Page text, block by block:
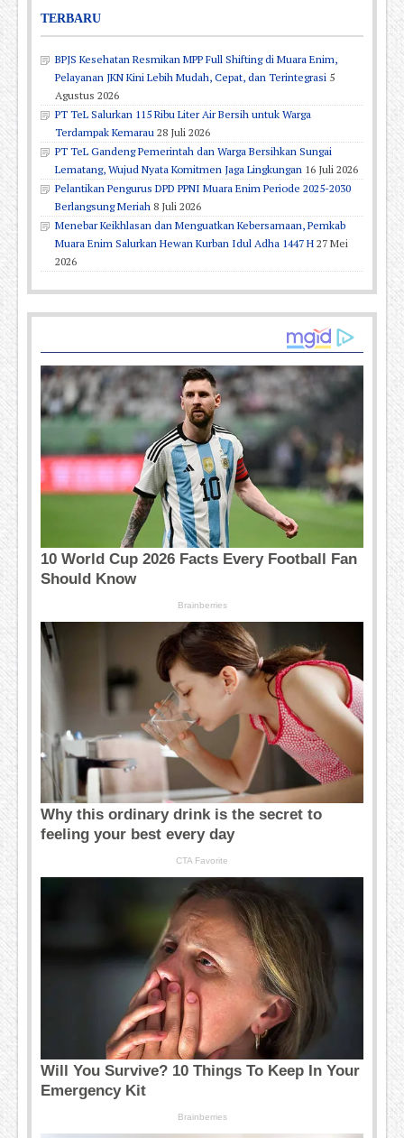
TERBARU
BPJS Kesehatan Resmikan MPP Full Shifting di Muara Enim,
Pelayanan JKN Kini Lebih Mudah, Cepat, dan Terintegrasi 5
Agustus 2026
PT TeL Salurkan 115 Ribu Liter Air Bersih untuk Warga
Terdampak Kemarau 28 Juli 2026
PT TeL Gandeng Pemerintah dan Warga Bersihkan Sungai
Lematang, Wujud Nyata Komitmen Jaga Lingkungan 16 Juli 2026
Pelantikan Pengurus DPD PPNI Muara Enim Periode 2025-2030
Berlangsung Meriah 8 Juli 2026
Menebar Keikhlasan dan Menguatkan Kebersamaan, Pemkab
Muara Enim Salurkan Hewan Kurban Idul Adha 1447 H 27 Mei
2026